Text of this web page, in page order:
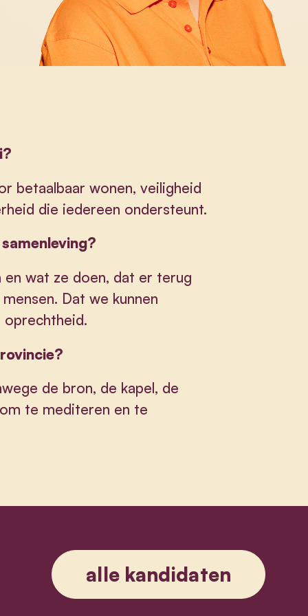
betaalbaar wonen, veiligheid
die iedereen ondersteunt.
wat ze doen, dat er terug
Dat we kunnen
oprechtheid.
de bron, de kapel, de
te mediteren en te
alle kandidaten